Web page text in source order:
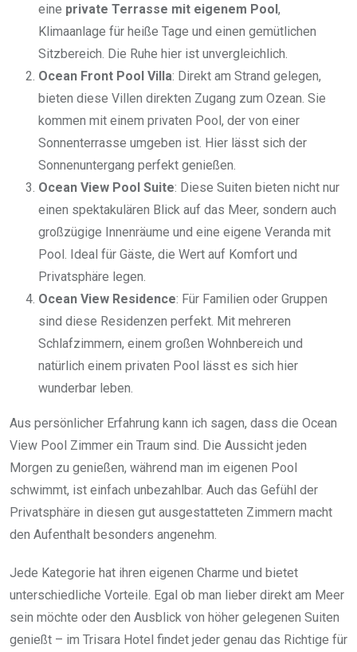
eine private Terrasse mit eigenem Pool,
Klimaanlage für heiße Tage und einen gemütlichen
Sitzbereich. Die Ruhe hier ist unvergleichlich.
Ocean Front Pool Villa: Direkt am Strand gelegen,
bieten diese Villen direkten Zugang zum Ozean. Sie
kommen mit einem privaten Pool, der von einer
Sonnenterrasse umgeben ist. Hier lässt sich der
Sonnenuntergang perfekt genießen.
Ocean View Pool Suite: Diese Suiten bieten nicht nur
einen spektakulären Blick auf das Meer, sondern auch
großzügige Innenräume und eine eigene Veranda mit
Pool. Ideal für Gäste, die Wert auf Komfort und
Privatsphäre legen.
Ocean View Residence: Für Familien oder Gruppen
sind diese Residenzen perfekt. Mit mehreren
Schlafzimmern, einem großen Wohnbereich und
natürlich einem privaten Pool lässt es sich hier
wunderbar leben.
Aus persönlicher Erfahrung kann ich sagen, dass die Ocean
View Pool Zimmer ein Traum sind. Die Aussicht jeden
Morgen zu genießen, während man im eigenen Pool
schwimmt, ist einfach unbezahlbar. Auch das Gefühl der
Privatsphäre in diesen gut ausgestatteten Zimmern macht
den Aufenthalt besonders angenehm.
Jede Kategorie hat ihren eigenen Charme und bietet
unterschiedliche Vorteile. Egal ob man lieber direkt am Meer
sein möchte oder den Ausblick von höher gelegenen Suiten
genießt – im Trisara Hotel findet jeder genau das Richtige für